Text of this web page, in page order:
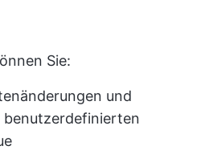
Sie:
und
benutzerdefinierten